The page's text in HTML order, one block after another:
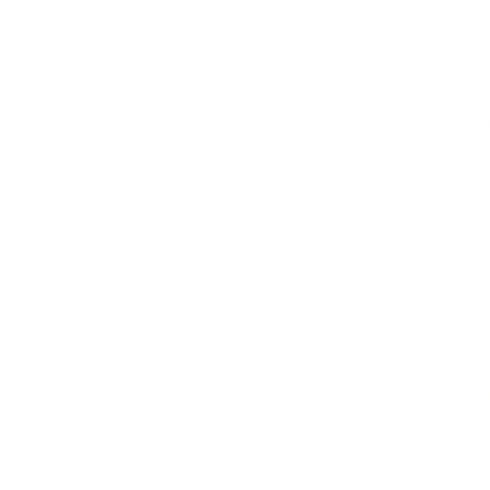
Indiano dell'Australia Occidentale, in un'acqua
in vigilante quando teme che la giustizia ordinaria non